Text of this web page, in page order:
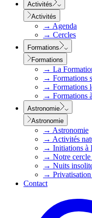
Activités
Activités
→ Agenda
→ Cercles
Formations
Formations
→ La
→ Formations
→ Formations
→ Formations
Astronomie
Astronomie
→ Astronomie
→ Activités
→ Initiations à
→ Notre cercle
→ Nuits
→
Contact